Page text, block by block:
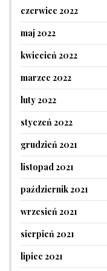
czerwiec 2022
maj 2022
kwiecień 2022
marzec 2022
luty 2022
styczeń 2022
grudzień 2021
listopad 2021
październik 2021
wrzesień 2021
sierpień 2021
lipiec 2021